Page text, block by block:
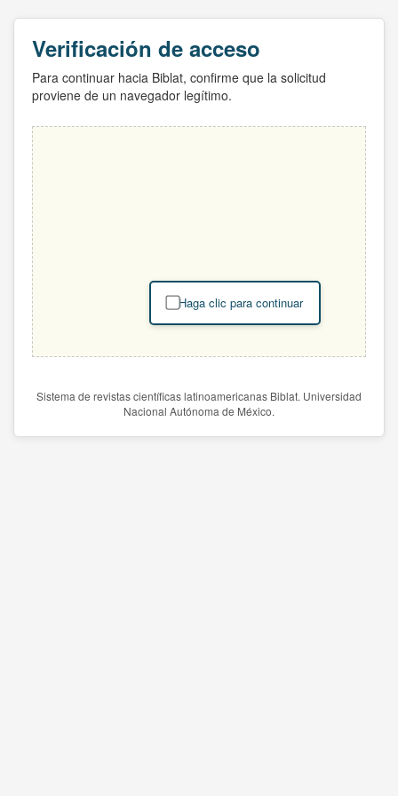
Verificación de acceso
Para continuar hacia Biblat, confirme que la solicitud
proviene de un navegador legítimo.
Haga clic para continuar
Sistema de revistas científicas latinoamericanas Biblat. Universidad
Nacional Autónoma de México.